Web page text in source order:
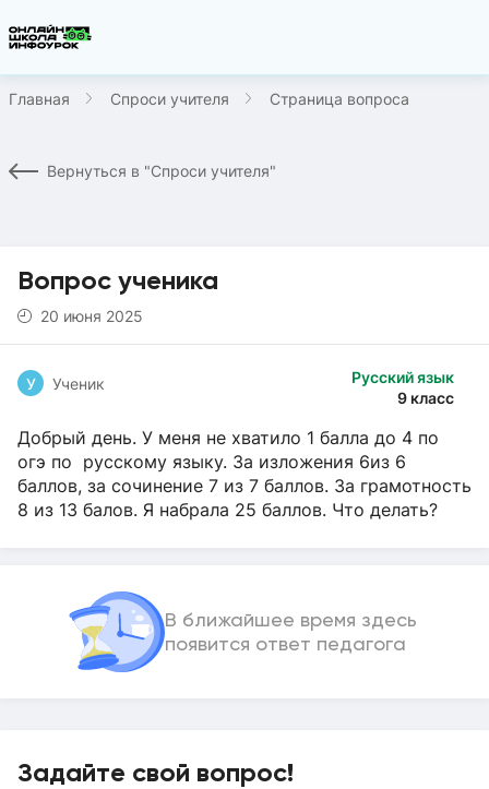
Главная Спроси учителя Страница вопроса
Вернуться в "Спроси учителя"
Вопрос ученика
20 июня 2025
Русский язык
9 класс
У Ученик
Добрый день. У меня не хватило 1 балла до 4 по
огэ по русскому языку. За изложения 6из 6
баллов, за сочинение 7 из 7 баллов. За грамотность
8 из 13 балов. Я набрала 25 баллов. Что делать?
В ближайшее время здесь
появится ответ педагога
Задайте свой вопрос!